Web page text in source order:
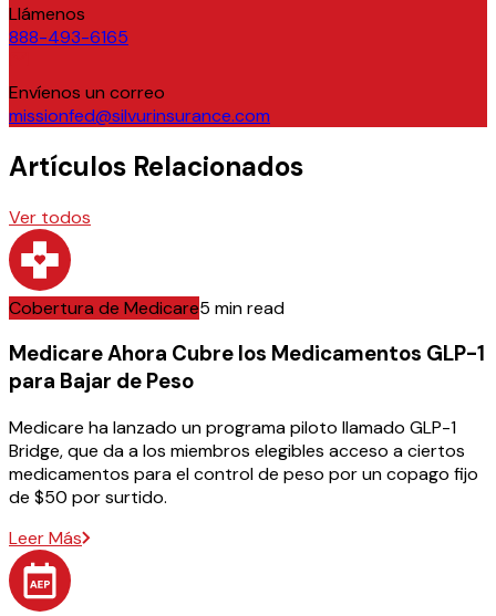
Llámenos
888-493-6165
Envíenos un correo
missionfed@silvurinsurance.com
Artículos Relacionados
Ver todos
Cobertura de Medicare5 min read
Medicare Ahora Cubre los Medicamentos GLP-1
para Bajar de Peso
Medicare ha lanzado un programa piloto llamado GLP-1
Bridge, que da a los miembros elegibles acceso a ciertos
medicamentos para el control de peso por un copago fijo
de $50 por surtido.
Leer Más